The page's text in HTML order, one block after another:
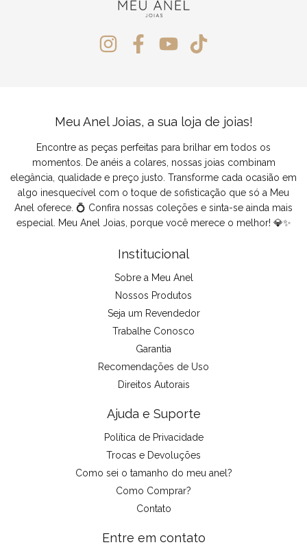
Meu Anel Joias, a sua loja de joias!
Encontre as peças perfeitas para brilhar em todos os
momentos. De anéis a colares, nossas joias combinam
elegância, qualidade e preço justo. Transforme cada ocasião em
algo inesquecível com o toque de sofisticação que só a Meu
Anel oferece. 💍 Confira nossas coleções e sinta-se ainda mais
especial. Meu Anel Joias, porque você merece o melhor! 💎✨
Institucional
Sobre a Meu Anel
Nossos Produtos
Seja um Revendedor
Trabalhe Conosco
Garantia
Recomendações de Uso
Direitos Autorais
Ajuda e Suporte
Política de Privacidade
Trocas e Devoluções
Como sei o tamanho do meu anel?
Como Comprar?
Contato
Entre em contato